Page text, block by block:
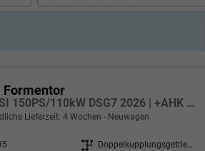
Formentor
1.5 eTSI 150PS/110kW DSG7 2026 | +AHK +5-Jahre Erw. Garantie +NAVI +UPGRADE-Paket
Lieferzeit:4 Wochen Neuwagen
Getriebe
Doppelkupplungsgetriebe (DSG)